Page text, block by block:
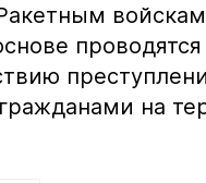
войскам
на